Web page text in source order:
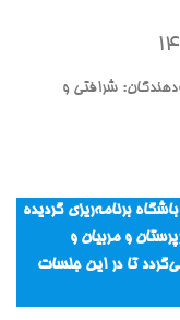
شرافتی و
برنامه‌ریزی گردیده
و مربیان و
تا در این جلسات